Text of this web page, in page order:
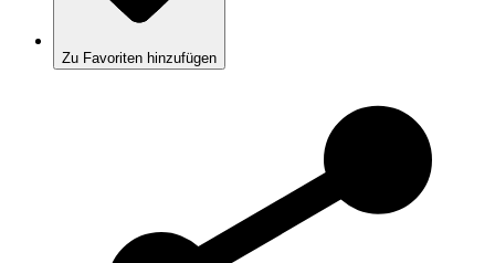
Zu Favoriten hinzufügen